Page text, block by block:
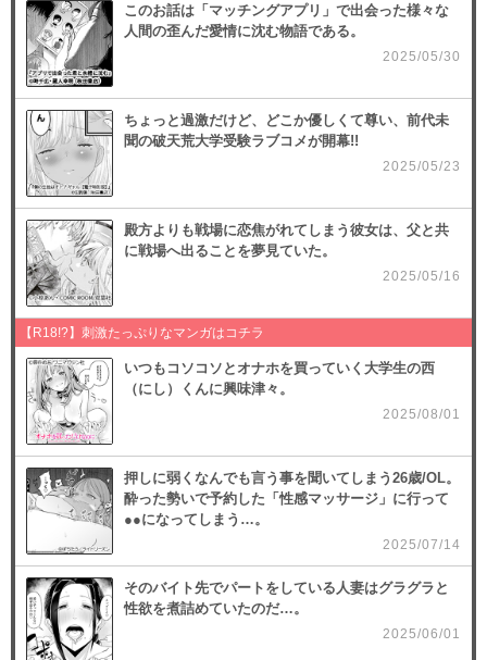
必要ポイント： 690
（１４）
必要ポイント：690
（１５）
購入する
（１６）
必要ポイント：690
（１７）
必要ポイント：690
（１８）
このお話は「マッチングアプリ」で出会った様々な
人間の歪んだ愛情に沈む物語である。
2025/05/30
ちょっと過激だけど、どこか優しくて尊い、前代未
聞の破天荒大学受験ラブコメが開幕!!
2025/05/23
殿方よりも戦場に恋焦がれてしまう彼女は、父と共
に戦場へ出ることを夢見ていた。
2025/05/16
【R18!?】刺激たっぷりなマンガはコチラ
いつもコソコソとオナホを買っていく大学生の西
（にし）くんに興味津々。
2025/08/01
押しに弱くなんでも言う事を聞いてしまう26歳/OL。
酔った勢いで予約した「性感マッサージ」に行って
●●になってしまう…。
2025/07/14
そのバイト先でパートをしている人妻はグラグラと
性欲を煮詰めていたのだ…。
2025/06/01